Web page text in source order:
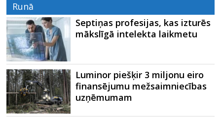
Runā
Septiņas profesijas, kas izturēs
mākslīgā intelekta laikmetu
Luminor piešķir 3 miljonu eiro
finansējumu mežsaimniecības
uzņēmumam